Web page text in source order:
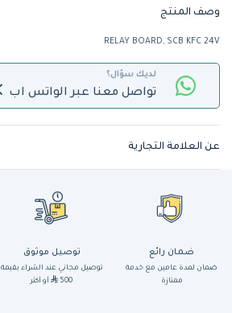
وصف المنتج
RELAY BOARD, SCB KFC 24V
لديك سؤال؟
تواصل معنا عبر الواتس اب
عن العلامة التجارية
ضمان رائع
ضمان لمدة عامين مع خدمة
ممتازة
توصيل موثوق
توصيل مجاني عند الشراء بقيمة
500
أو أكثر